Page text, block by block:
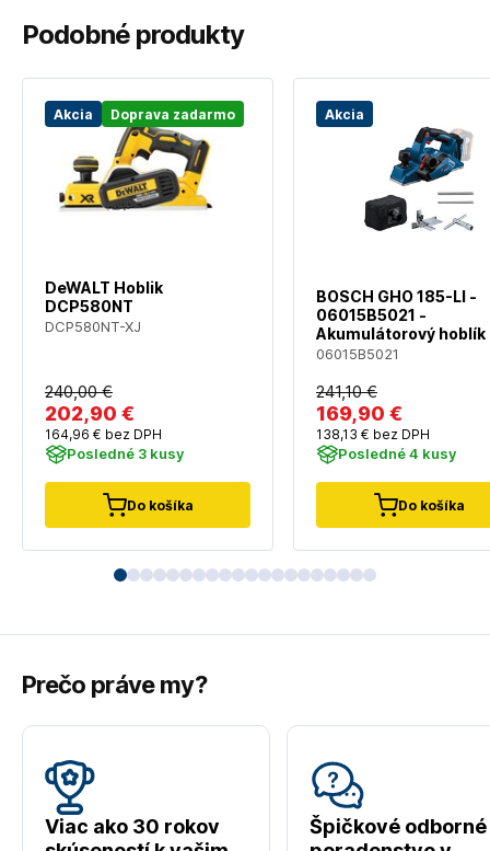
Podobné produkty
Akcia Doprava zadarmo
DeWALT Hoblik
DCP580NT
DCP580NT-XJ
240,00 €
202,90 €
164,96 € bez DPH
Posledné 3 kusy
Do košíka
Akcia
BOSCH GHO 185-LI -
06015B5021 -
Akumulátorový hoblík
bez akumulátora a
06015B5021
241,10 €
169,90 €
138,13 € bez DPH
Posledné 4 kusy
Do košíka
Prečo práve my?
Viac ako 30 rokov
Špičkové odborné